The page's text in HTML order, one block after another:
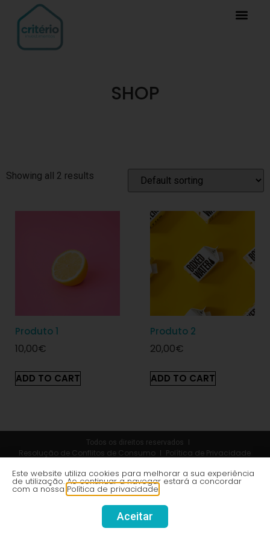
SHOP
Showing all 2 results
Produto 1
10,00€
ADD TO CART
Produto 2
20,00€
ADD TO CART
Todos os direitos reservados
Resolução de Conflitos de Consumo
Política de Privacidade
Web por Volupio
Este website utiliza cookies para melhorar a sua experiência
de utilização. Ao continuar a navegar estará a concordar
com a nossa Política de privacidade
Aceitar